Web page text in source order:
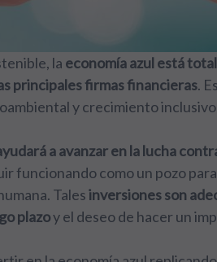
la economía azul está
principales firmas financieras.
y crecimiento
a avanzar en la lucha
funcionando como un pozo
Talesinversiones son
plazoy el deseo de hacer un